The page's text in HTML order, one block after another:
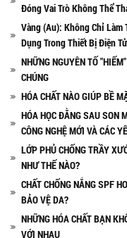
Đóng Vai Trò Không Thể
Vàng (Au): Không Chỉ Làm
Dụng Trong Thiết Bị Điện
NHỮNG NGUYÊN TỐ
CHÚNG
HÓA CHẤT NÀO GIÚP BỀ
HÓA HỌC ĐẰNG SAU SON
CÔNG NGHỆ MỚI VÀ CÁC
LỚP PHỦ CHỐNG TRẦY
NHƯ THẾ NÀO?
CHẤT CHỐNG NẮNG SPF
BẢO VỆ DA?
NHỮNG HÓA CHẤT BẠN
VỚI NHAU